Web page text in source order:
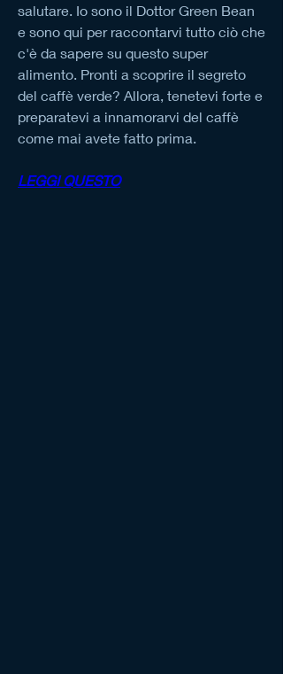
salutare. Io sono il Dottor Green Bean
e sono qui per raccontarvi tutto ciò che
c'è da sapere su questo super
alimento. Pronti a scoprire il segreto
del caffè verde? Allora, tenetevi forte e
preparatevi a innamorarvi del caffè
come mai avete fatto prima.
LEGGI QUESTO